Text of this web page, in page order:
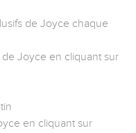
de Joyce chaque
Joyce en cliquant sur
en cliquant sur